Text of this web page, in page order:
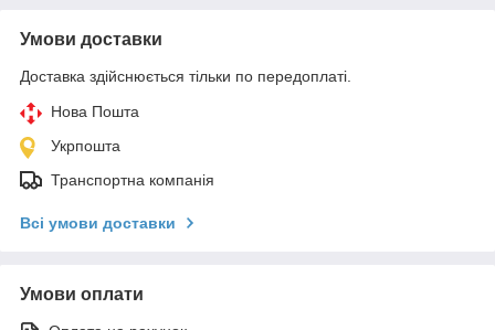
Умови доставки
Доставка здійснюється тільки по передоплаті.
Нова Пошта
Укрпошта
Транспортна компанія
Всі умови доставки
Умови оплати